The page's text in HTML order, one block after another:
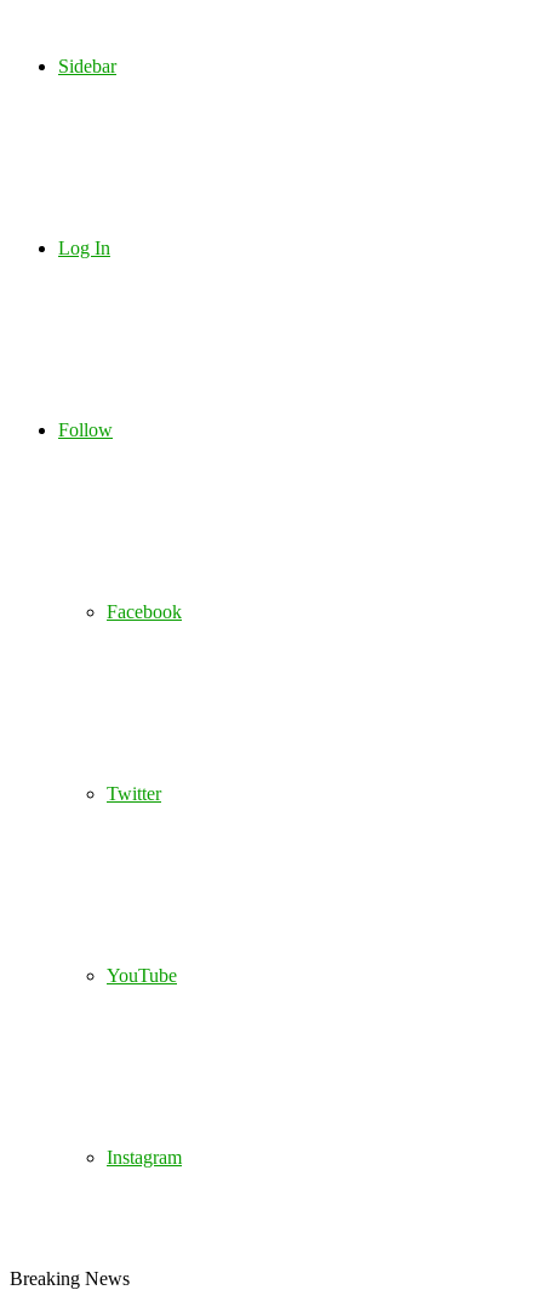
Sidebar
Log In
Follow
Facebook
Twitter
YouTube
Instagram
Breaking News